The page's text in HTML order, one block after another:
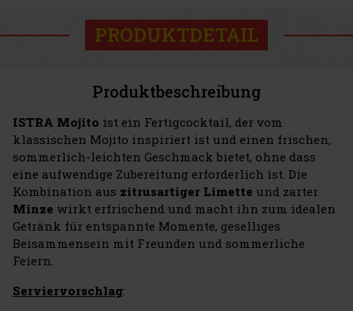
PRODUKTDETAIL
Produktbeschreibung
ISTRA Mojito ist ein Fertigcocktail, der vom
klassischen Mojito inspiriert ist und einen frischen,
sommerlich-leichten Geschmack bietet, ohne dass
eine aufwendige Zubereitung erforderlich ist. Die
Kombination aus zitrusartiger Limette und zarter
Minze wirkt erfrischend und macht ihn zum idealen
Getränk für entspannte Momente, geselliges
Beisammensein mit Freunden und sommerliche
Feiern.
Serviervorschlag: